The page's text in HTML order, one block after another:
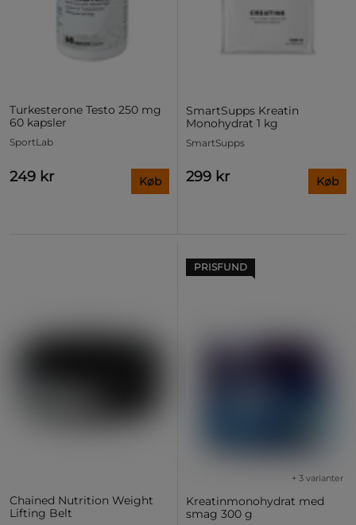
Turkesterone Testo 250 mg
60 kapsler
SportLab
249 kr Køb
SmartSupps Kreatin
Monohydrat 1 kg
SmartSupps
299 kr Køb
Chained Nutrition Weight
Lifting Belt
PRISFUND
Kreatinmonohydrat med
smag 300 g
+ 3 varianter